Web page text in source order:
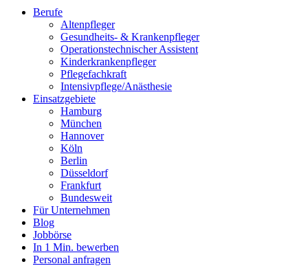
Berufe
Altenpfleger
Gesundheits- & Krankenpfleger
Operationstechnischer Assistent
Kinderkrankenpfleger
Pflegefachkraft
Intensivpflege/Anästhesie
Einsatzgebiete
Hamburg
München
Hannover
Köln
Berlin
Düsseldorf
Frankfurt
Bundesweit
Für Unternehmen
Blog
Jobbörse
In 1 Min. bewerben
Personal anfragen